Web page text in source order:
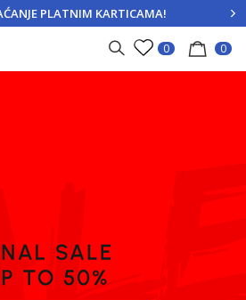
SE PLATNIM KARTICAMA!
0 0